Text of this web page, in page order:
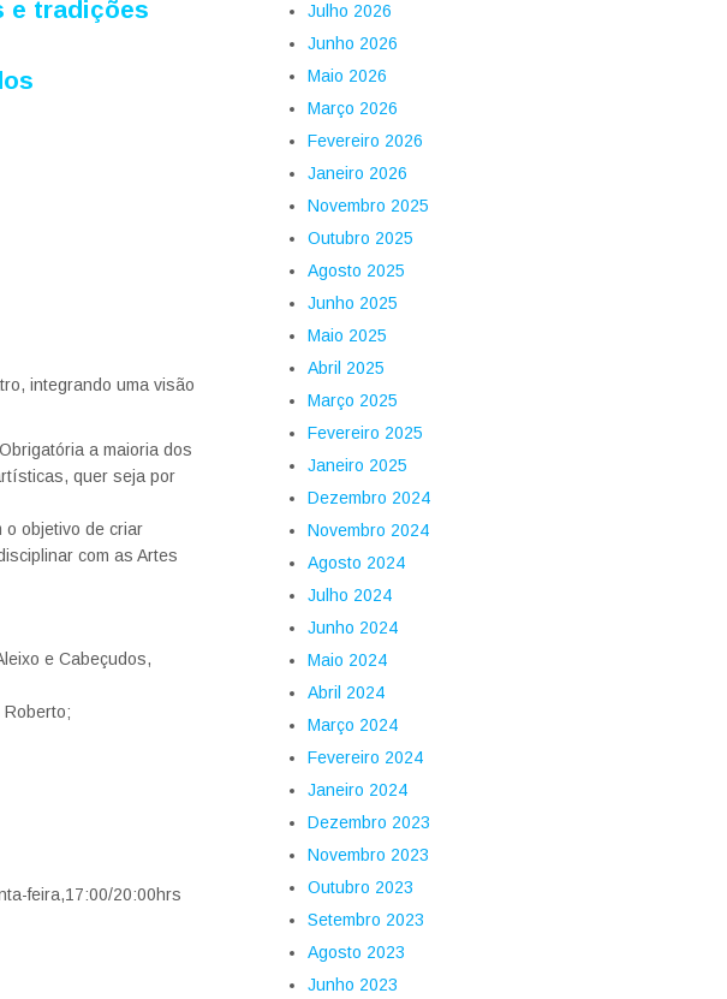
e tradições
integrando uma visão
a maioria dos
quer seja por
o objetivo de criar
com as Artes
e Cabeçudos,
feira,17:00/20:00hrs
Julho 2026
Junho 2026
Maio 2026
Março 2026
Fevereiro 2026
Janeiro 2026
Novembro 2025
Outubro 2025
Agosto 2025
Junho 2025
Maio 2025
Abril 2025
Março 2025
Fevereiro 2025
Janeiro 2025
Dezembro 2024
Novembro 2024
Agosto 2024
Julho 2024
Junho 2024
Maio 2024
Abril 2024
Março 2024
Fevereiro 2024
Janeiro 2024
Dezembro 2023
Novembro 2023
Outubro 2023
Setembro 2023
Agosto 2023
Junho 2023